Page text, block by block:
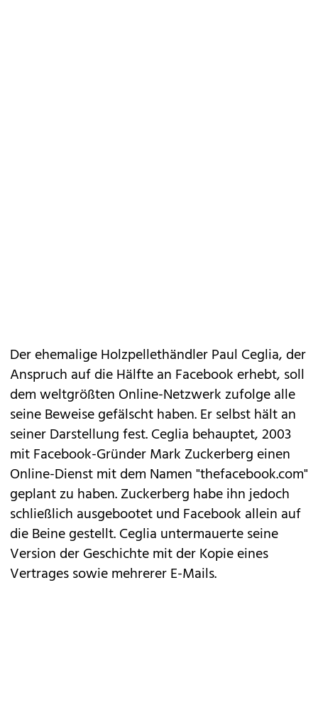
Der ehemalige HolzpellethändlerPaul Ceglia, der
Anspruch aufdie Hälftean Facebookerhebt, soll
dem weltgrößten Online-Netzwerk zufolge alle
seine Beweise gefälscht haben. Er selbst hält an
seiner Darstellung fest. Ceglia behauptet, 2003
mit Facebook-GründerMark Zuckerbergeinen
Online-Dienst mit dem Namen "thefacebook.com"
geplant zu haben. Zuckerberg habe ihn jedoch
schließlich ausgebootet und Facebook allein auf
die Beine gestellt. Ceglia untermauerte seine
Version der Geschichte mit der Kopie eines
Vertrages sowie mehrerer E-Mails.